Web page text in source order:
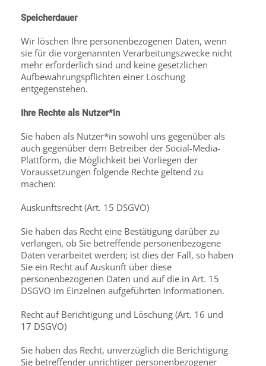
Speicherdauer
Wir löschen Ihre personenbezogenen Daten, wenn
sie für die vorgenannten Verarbeitungs­zwecke nicht
mehr erforderlich sind und keine gesetzlichen
Aufbewahrungspflichten einer Löschung
entgegenstehen.
Ihre Rechte als Nutzer*in
Sie haben als Nutzer*in sowohl uns gegenüber als
auch gegenüber dem Betreiber der Social-Media-
Plattform, die Möglichkeit bei Vorliegen der
Voraussetzungen folgende Rechte geltend zu
machen:
Auskunftsrecht (Art. 15 DSGVO)
Sie haben das Recht eine Bestätigung darüber zu
verlangen, ob Sie betreffende personen­bezogene
Daten verarbeitet werden; ist dies der Fall, so haben
Sie ein Recht auf Auskunft über diese
personenbezogenen Daten und auf die in Art. 15
DSGVO im Einzelnen aufgeführten Informationen.
Recht auf Berichtigung und Löschung (Art. 16 und
17 DSGVO)
Sie haben das Recht, unverzüglich die Berichtigung
Sie betreffender unrichtiger personen­bezogener